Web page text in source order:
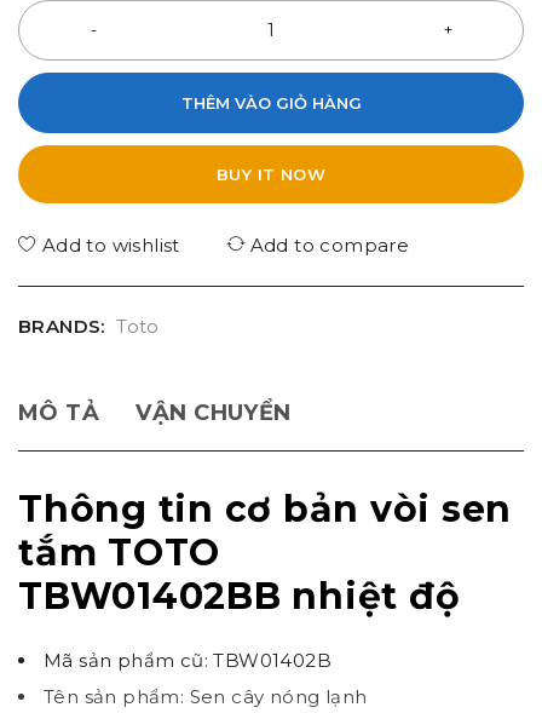
THÊM VÀO GIỎ HÀNG
BUY IT NOW
Add to wishlist Add to compare
BRANDS: Toto
MÔ TẢ VẬN CHUYỂN
Thông tin cơ bản vòi sen
tắm TOTO
TBW01402BB nhiệt độ
Mã sản phẩm cũ: TBW01402B
Tên sản phẩm: Sen cây nóng lạnh